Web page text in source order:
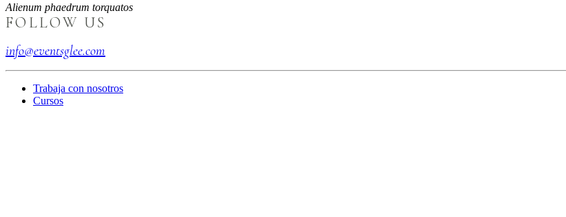
Alienum phaedrum torquatos
FOLLOW US
info@eventsglee.com
Trabaja con nosotros
Cursos